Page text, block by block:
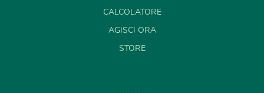
CALCOLATORE
AGISCI ORA
STORE